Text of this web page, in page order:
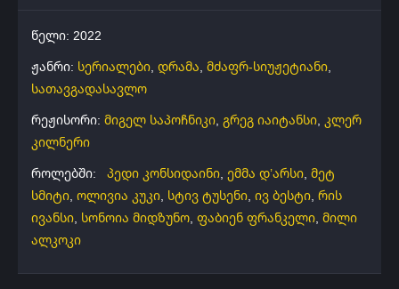
წელი: 2022
ჟანრი: სერიალები, დრამა, მძაფრ-სიუჟეტიანი,
სათავგადასავლო
რეჟისორი: მიგელ საპოჩნიკი, გრეგ იაიტანსი, კლერ
კილნერი
როლებში:
პედი კონსიდაინი, ემმა დ’არსი, მეტ
სმიტი, ოლივია კუკი, სტივ ტუსენი, ივ ბესტი, რის
ივანსი, სონოია მიდზუნო, ფაბიენ ფრანკელი, მილი
ალკოკი